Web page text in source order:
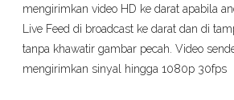
mengirimkan video HD ke darat apabila
Live Feed di broadcast ke darat dan di
tanpa khawatir gambar pecah. Video
mengirimkan sinyal hingga 1080p 30fps